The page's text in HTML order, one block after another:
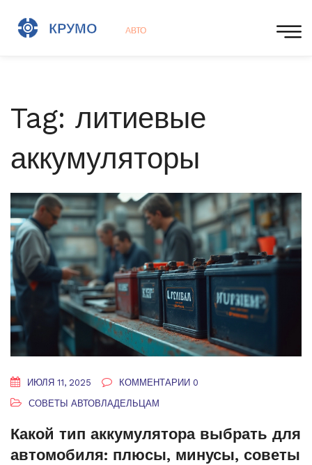
Tag: литиевые
аккумуляторы
ИЮЛЯ 11, 2025
КОММЕНТАРИИ 0
СОВЕТЫ АВТОВЛАДЕЛЬЦАМ
Какой тип аккумулятора выбрать для
автомобиля: плюсы, минусы, советы